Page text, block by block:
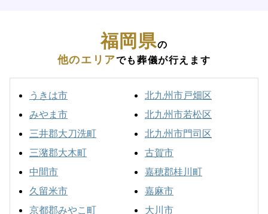
福岡県の
他のエリアでも葬儀が行えます
うきは市
みやま市
三井郡大刀洗町
三潴郡大木町
中間市
久留米市
京都郡みやこ町
北九州市戸畑区
北九州市若松区
北九州市門司区
古賀市
嘉穂郡桂川町
嘉麻市
大川市